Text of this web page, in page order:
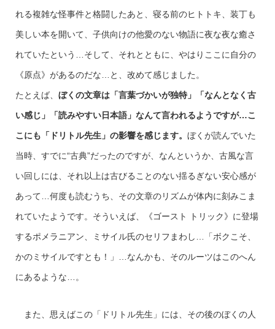
れる複雑な怪事件と格闘したあと、寝る前のヒトトキ、装丁も
美しい本を開いて、子供向けの他愛のない物語に夜な夜な癒さ
れていたという…そして、それとともに、やはりここに自分の
《原点》があるのだな…と、改めて感じました。
たとえば、 ぼくの文章は「言葉づかいが独特」「なんとなく古
い感じ」「読みやすい日本語」なんて言われるようですが…こ
こにも「ドリトル先生」の影響を感じます。 ぼくが読んでいた
当時、すでに“古典”だったのですが、なんというか、古風な言
い回しには、それ以上は古びることのない揺るぎない安心感が
あって…何度も読むうち、その文章のリズムが体内に刻みこま
れていたようです。そういえば、《ゴースト トリック》に登場
するポメラニアン、ミサイル氏のセリフまわし…「ボクこそ、
かのミサイルですとも！」…なんかも、そのルーツはこのへん
にあるような…。
また、思えばこの「ドリトル先生」には、その後のぼくの人